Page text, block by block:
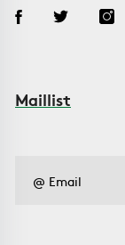
Maillist